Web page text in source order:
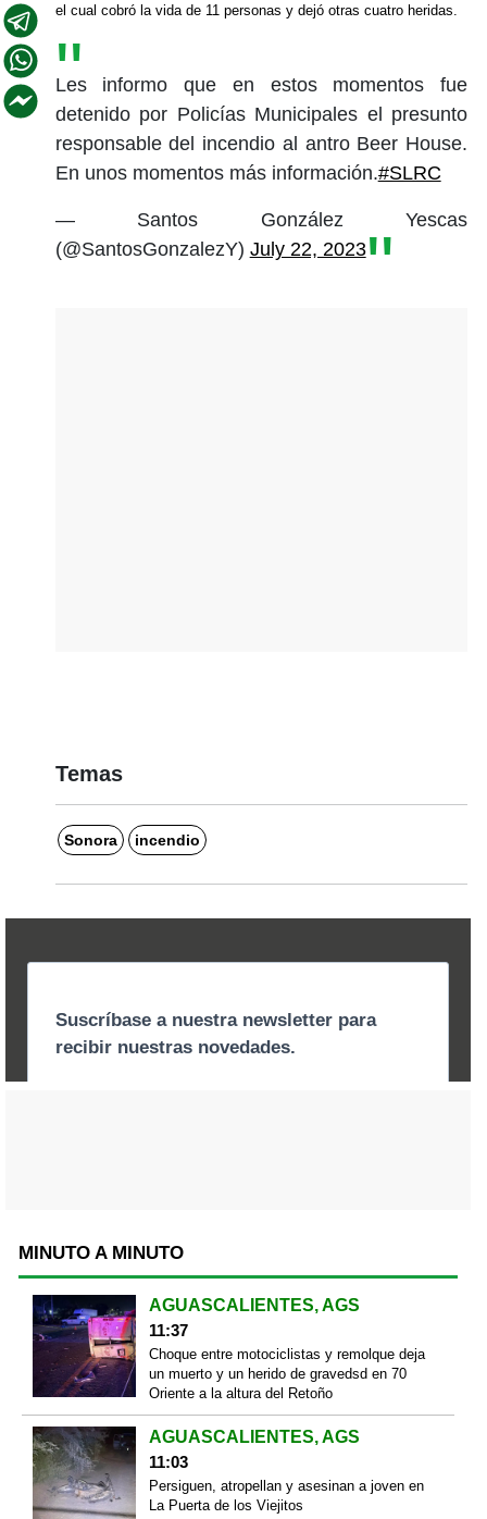
el cual cobró la vida de 11 personas y dejó otras cuatro heridas.
Les informo que en estos momentos fue
detenido por Policías Municipales el presunto
responsable del incendio al antro Beer House.
En unos momentos más información.#SLRC
— Santos González Yescas
(@SantosGonzalezY) July 22, 2023
Temas
Sonora incendio
MINUTO A MINUTO
AGUASCALIENTES, AGS
11:37
Choque entre motociclistas y remolque deja
un muerto y un herido de gravedsd en 70
Oriente a la altura del Retoño
AGUASCALIENTES, AGS
11:03
Persiguen, atropellan y asesinan a joven en
La Puerta de los Viejitos